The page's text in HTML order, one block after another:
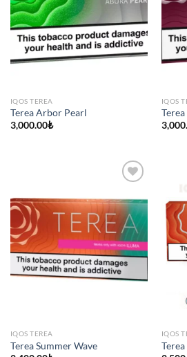
IQOS TEREA
Terea Arbor Pearl
3,000.00₺
IQOS
Terea
IQOS TEREA
Terea Summer Wave
IQOS